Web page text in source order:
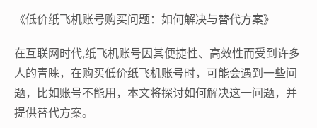
《低价纸飞机账号购买问题：如何解决与替代方案》
在互联网时代,纸飞机账号因其便捷性、高效性而受到许多
人的青睐，在购买低价纸飞机账号时，可能会遇到一些问
题，比如账号不能用，本文将探讨如何解决这一问题，并
提供替代方案。